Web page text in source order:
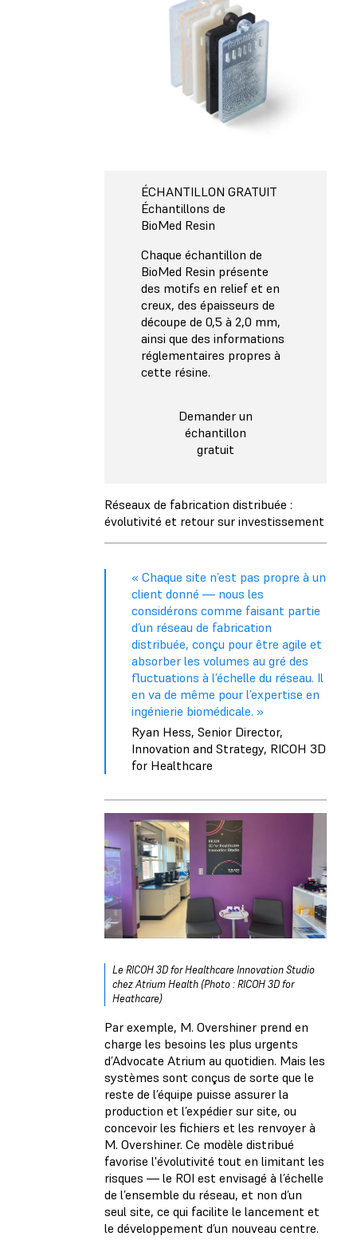
ÉCHANTILLON GRATUIT
Échantillons de
BioMed Resin
Chaque échantillon de
BioMed Resin présente
des motifs en relief et en
creux, des épaisseurs de
découpe de 0,5 à 2,0 mm,
ainsi que des informations
réglementaires propres à
cette résine.
Demander un
échantillon
gratuit
Réseaux de fabrication distribuée :
évolutivité et retour sur investissement
« Chaque site n’est pas propre à un
client donné — nous les
considérons comme faisant partie
d’un réseau de fabrication
distribuée, conçu pour être agile et
absorber les volumes au gré des
fluctuations à l’échelle du réseau. Il
en va de même pour l’expertise en
ingénierie biomédicale. »
Ryan Hess, Senior Director,
Innovation and Strategy, RICOH 3D
for Healthcare
Le RICOH 3D for Healthcare Innovation Studio
chez Atrium Health (Photo : RICOH 3D for
Heathcare)
Par exemple, M. Overshiner prend en
charge les besoins les plus urgents
d’Advocate Atrium au quotidien. Mais les
systèmes sont conçus de sorte que le
reste de l’équipe puisse assurer la
production et l’expédier sur site, ou
concevoir les fichiers et les renvoyer à
M. Overshiner. Ce modèle distribué
favorise l'évolutivité tout en limitant les
risques — le ROI est envisagé à l’échelle
de l’ensemble du réseau, et non d’un
seul site, ce qui facilite le lancement et
le développement d’un nouveau centre.